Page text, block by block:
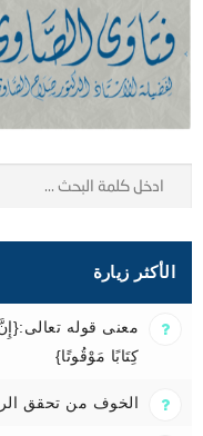
الأكثر زيارة
معنى قوله
كِتَابًا مَوْقُوتًا}
الخوف من تحقق